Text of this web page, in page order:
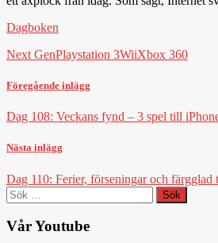
Dagboken
Next GenPlaystation 3WiiXbox 360
Föregående inlägg
Dag 108: Veckans fynd – 3 spel till
Nästa inlägg
Dag 110: Ferier, förseningar och färgglad
Sök
efter:
Vår Youtube